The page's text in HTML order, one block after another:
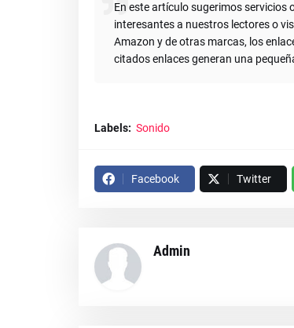
En este artículo sugerimos servicios
interesantes a nuestros lectores o
Amazon y de otras marcas, los
citados enlaces generan una
Labels: Sonido
Facebook Twitter
Admin